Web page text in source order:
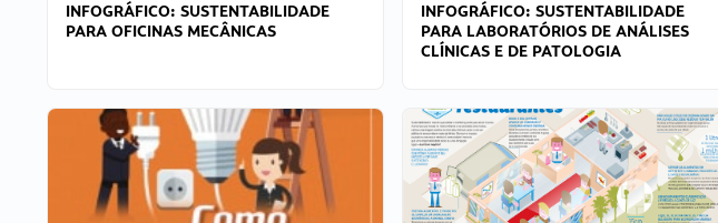
INFOGRÁFICO: SUSTENTABILIDADE
PARA OFICINAS MECÂNICAS
INFOGRÁFICO: SUSTENTABILIDADE
PARA LABORATÓRIOS DE ANÁLISES
CLÍNICAS E DE PATOLOGIA